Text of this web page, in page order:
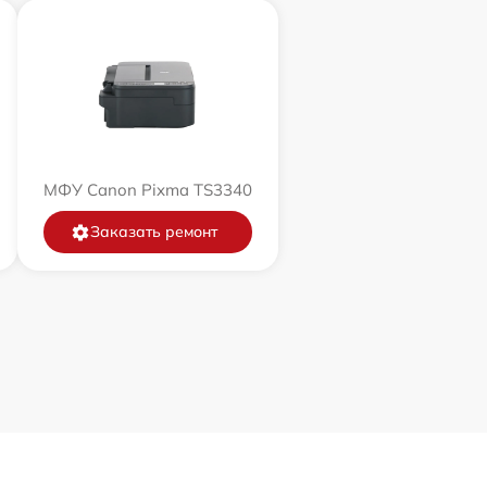
МФУ Canon Pixma TS3340
Заказать ремонт